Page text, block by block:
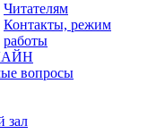
Читателям
Контакты, режим
работы
вопросы
зал